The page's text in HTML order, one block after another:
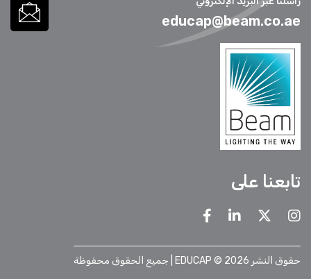
educap@beam.co.ae
تابعنا على
حقوق النشر 2026 © EDUCAP | جميع الحقوق محفوظة